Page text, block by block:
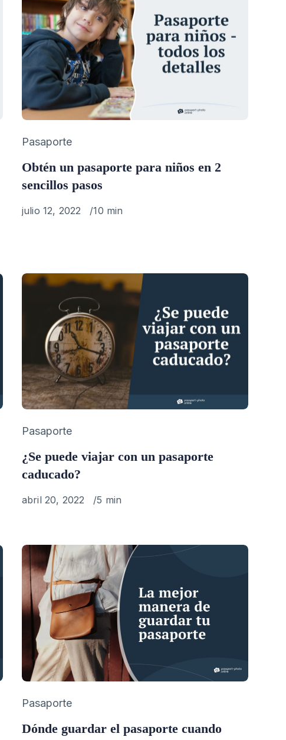
Category
Pasaporte
Obtén un pasaporte para niños en 2
sencillos pasos
Published
julio 12, 2022 10 min
Category
Pasaporte
¿Se puede viajar con un pasaporte
caducado?
Published
abril 20, 2022 5 min
Category
Pasaporte
Dónde guardar el pasaporte cuando